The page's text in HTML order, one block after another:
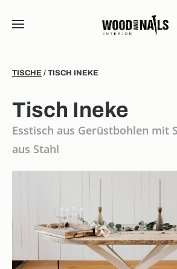
TISCHE / TISCH INEKE
Tisch Ineke
Esstisch aus Gerüstbohlen mit
aus Stahl